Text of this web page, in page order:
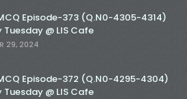
MCQ Episode-373 (Q.N0-4305-4314)
Tuesday @ LIS Cafe
29, 2024
MCQ Episode-372 (Q.N0-4295-4304)
Tuesday @ LIS Cafe